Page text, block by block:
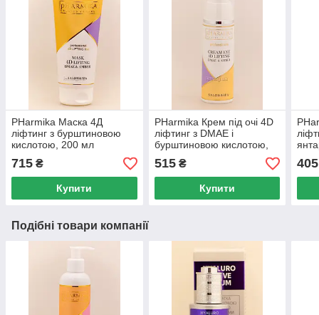
PHarmika Маска 4Д
ліфтинг з бурштиновою
кислотою, 200 мл
715 ₴
Купити
PHarmika Крем під очі 4D
ліфтинг з DMAE і
бурштиновою кислотою,
30 мл
515₴
Купити
405
Подібні товари компанії